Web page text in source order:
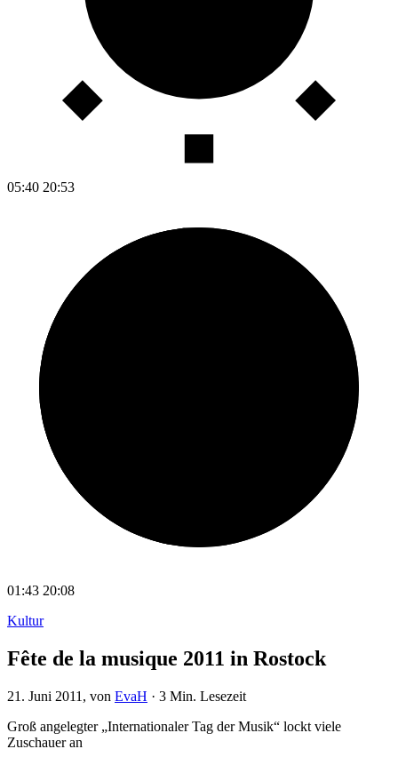
05:40 20:53
01:43 20:08
Kultur
Fête de la musique 2011 in Rostock
21. Juni 2011 , von EvaH · 3 Min. Lesezeit
Groß angelegter „Internationaler Tag der Musik“ lockt viele
Zuschauer an